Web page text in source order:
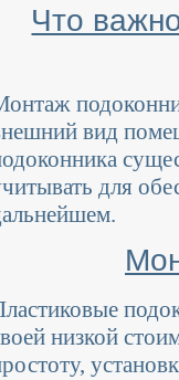
Что
вид
для
низкой